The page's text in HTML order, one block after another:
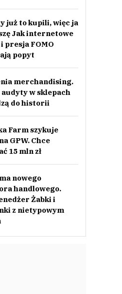
już to kupili, więc ja
Jak internetowe
presja FOMO
popyt
merchandising.
audyty w sklepach
do historii
Farm szykuje
GPW. Chce
15 mln zł
nowego
handlowego.
Żabki i
z nietypowym